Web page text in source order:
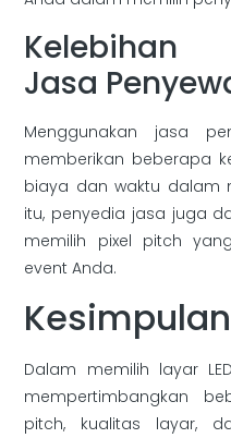
Kelebihan
Jasa
Menggunakan jasa
memberikan beberapa
biaya dan waktu dalam
itu, penyedia jasa juga
memilih pixel pitch
event Anda.
Kesimpulan
Dalam memilih layar
mempertimbangkan
pitch, kualitas layar,